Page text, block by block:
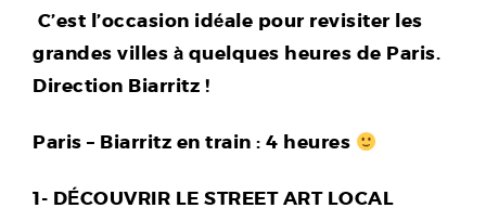
R
I
C’est l’occasion idéale pour revisiter les
grandes villes à quelques heures de Paris.
Direction Biarritz !
Paris – Biarritz en train : 4 heures
1- DÉCOUVRIR LE STREET ART LOCAL